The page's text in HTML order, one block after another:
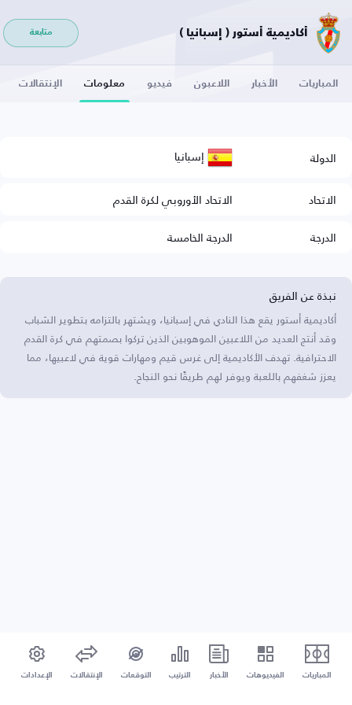
أكاديمية أستور ( إسبانيا ) متابعة
المباريات الأخبار اللاعبون فيديو معلومات الإنتقالات
الدولة إسبانيا
الاتحاد
الاتحاد الأوروبي لكرة القدم
الدرجة
الدرجة الخامسة
نبذة عن الفريق
أكاديمية أستور يقع هذا النادي في إسبانيا، ويشتهر بالتزامه بتطوير الشباب
وقد أنتج العديد من اللاعبين الموهوبين الذين تركوا بصمتهم في كرة القدم
الاحترافية. تهدف الأكاديمية إلى غرس قيم ومهارات قوية في لاعبيها، مما
يعزز شغفهم باللعبة ويوفر لهم طريقًا نحو النجاح.
المباريات الفيديوهات الأخبار الترتيب التوقعات الإنتقالات الإعدادات